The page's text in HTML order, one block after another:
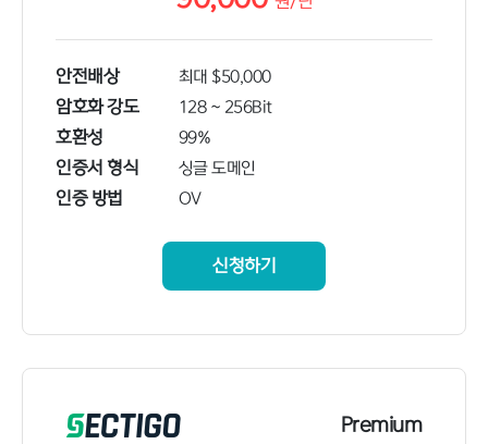
안전배상 최대 $50,000
암호화 강도 128 ~ 256Bit
호환성 99%
인증서 형식 싱글 도메인
인증 방법 OV
신청하기
Premium